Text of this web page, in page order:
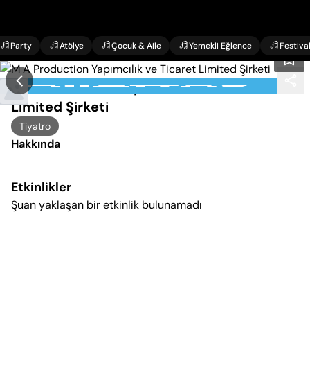
Party Atölye Çocuk & Aile Yemekli Eğlence Festival
M A Production Yapımcılık ve Ticaret
Limited Şirketi
Tiyatro
Hakkında
Etkinlikler
Şuan yaklaşan bir etkinlik bulunamadı